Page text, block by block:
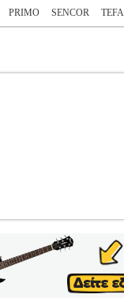
PRIMO SENCOR
εξοπλισμένη με
χειρισμού:
7 ημερών